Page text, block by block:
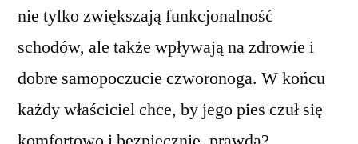
nie tylko zwiększają funkcjonalność
schodów, ale także wpływają na zdrowie i
dobre samopoczucie czworonoga. W końcu
każdy właściciel chce, by jego pies czuł się